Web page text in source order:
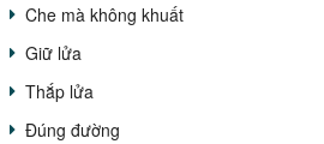
Che mà không khuất
Giữ lửa
Thắp lửa
Đúng đường